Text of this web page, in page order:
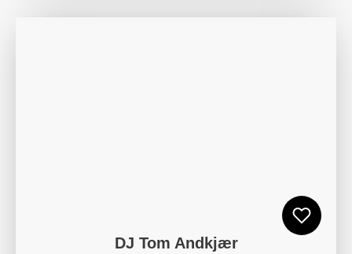
DJ Tom Andkjær